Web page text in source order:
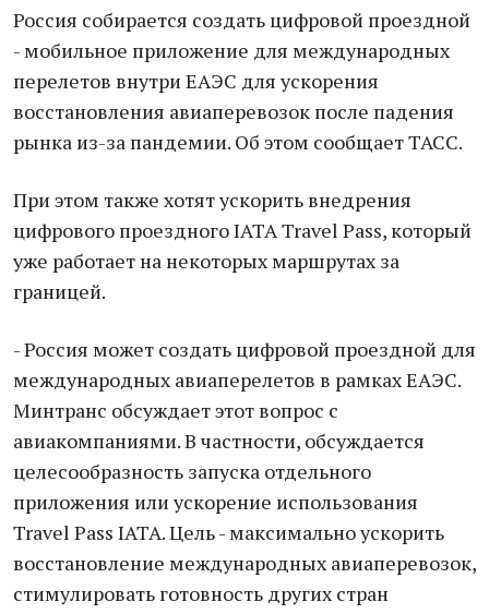
Россия собирается создать цифровой проездной
- мобильное приложение для международных
перелетов внутри ЕАЭС для ускорения
восстановления авиаперевозок после падения
рынка из-за пандемии. Об этом сообщает ТАСС.
При этом также хотят ускорить внедрения
цифрового проездного IATA Travel Pass, который
уже работает на некоторых маршрутах за
границей.
- Россия может создать цифровой проездной для
международных авиаперелетов в рамках ЕАЭС.
Минтранс обсуждает этот вопрос с
авиакомпаниями. В частности, обсуждается
целесообразность запуска отдельного
приложения или ускорение использования
Travel Pass IATA. Цель - максимально ускорить
восстановление международных авиаперевозок,
стимулировать готовность других стран